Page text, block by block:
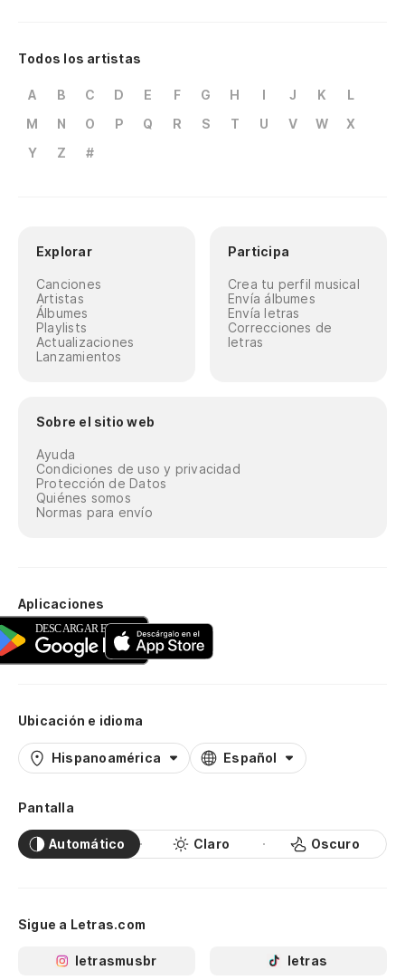
Todos los artistas
A B C D E F G H I J K
L
M
N O P Q R S T U V W
X
Y
Z #
Explorar
Canciones
Artistas
Álbumes
Playlists
Actualizaciones
Lanzamientos
Participa
Crea tu perfil musical
Envía álbumes
Envía letras
Correcciones de
letras
Sobre el sitio web
Ayuda
Condiciones de uso y privacidad
Protección de Datos
Quiénes somos
Normas para envío
Aplicaciones
Ubicación e idioma
Hispanoamérica Español
Pantalla
Automático Claro Oscuro
Sigue a Letras.com
letrasmusbr letras